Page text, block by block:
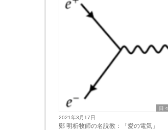
日
2021年3月17日
鄭 明析牧師の名説教：「愛の電気」